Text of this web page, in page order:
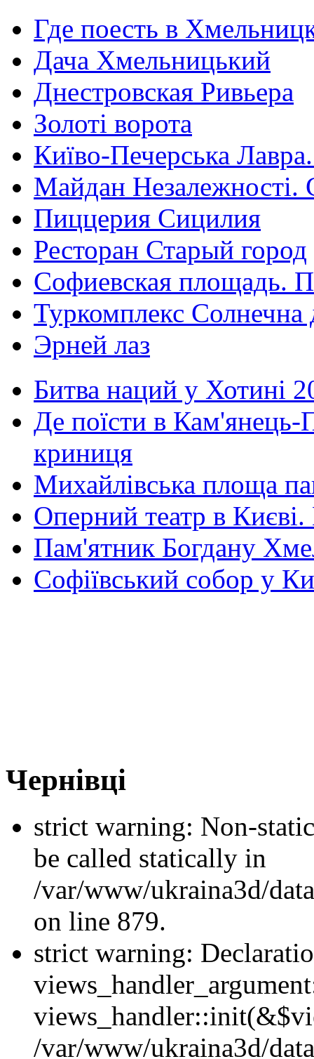
Где поесть в
Дача Хмельницький
Днестровская Ривьера
Золоті ворота
Київо-Печерська
Майдан Незалежності.
Пиццерия Сицилия
Ресторан Старый город
Софиевская площадь.
Туркомплекс Солнечна
Эрней лаз
Битва наций у Хотині
Де поїсти в Кам'янець-
криниця
Михайлівська площа
Оперний театр в
Пам'ятник Богдану
Софіївський собор у
Чернівці
strict warning: Non-
be called statically in
/var/www/ukraina3d/
on line 879.
strict warning:
/var/www/ukraina3d/